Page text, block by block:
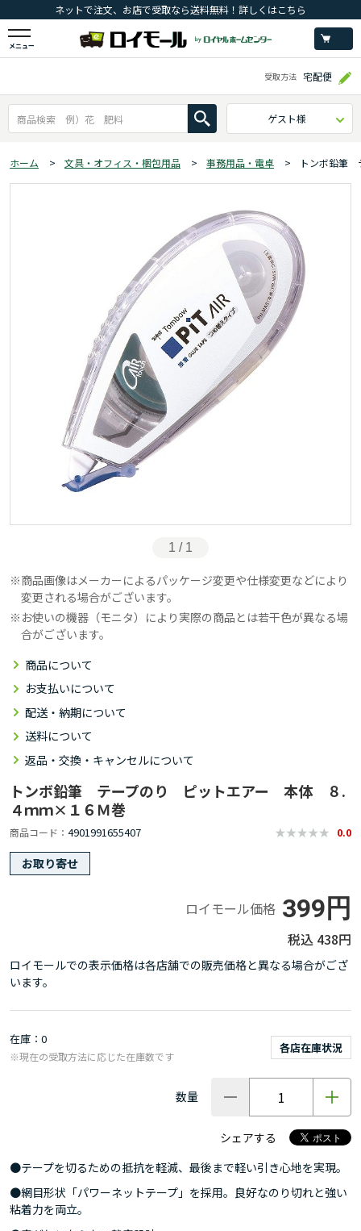
ネットで注文、お店で受取なら送料無料！詳しくはこちら
メニュー
受取方法 宅配便
ゲスト様
ホーム > 文具・オフィス・梱包用品 > 事務用品・電卓 > トンボ鉛筆
1 / 1
商品画像はメーカーによるパッケージ変更や仕様変更などにより
変更される場合がございます。
お使いの機器（モニタ）により実際の商品とは若干色が異なる場
合がございます。
商品について
お支払いについて
配送・納期について
送料について
返品・交換・キャンセルについて
トンボ鉛筆 テープのり ピットエアー 本体 ８.
４ｍｍ×１６Ｍ巻
商品コード 4901991655407 0.0
お取り寄せ
ロイモール価格 399円
438円
ロイモールでの表示価格は各店舗での販売価格と異なる場合がござ
います。
在庫 0
各店在庫状況
※現在の受取方法に応じた在庫数です
数量
シェアする
●テープを切るための抵抗を軽減、最後まで軽い引き心地を実現。
●網目形状「パワーネットテープ」を採用。良好なのり切れと強い
粘着力を両立。